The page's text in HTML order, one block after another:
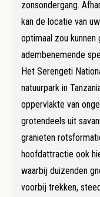
zonsondergang.
kan de locatie van
optimaal zou
adembenemende
Het Serengeti
natuurpark in
oppervlakte van
grotendeels uit
granieten
hoofdattractie ook
waarbij duizenden
voorbij trekken,